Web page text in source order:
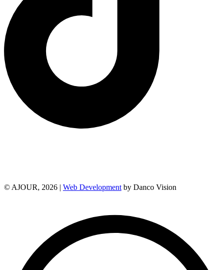
© AJOUR, 2026 | Web Development by Danco Vision